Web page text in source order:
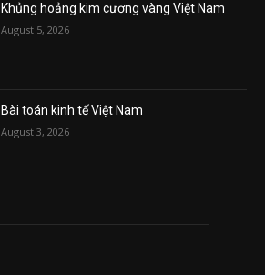
Khủng hoảng kim cương vàng Việt Nam
August 5, 2026
Bài toán kinh tế Việt Nam
August 3, 2026